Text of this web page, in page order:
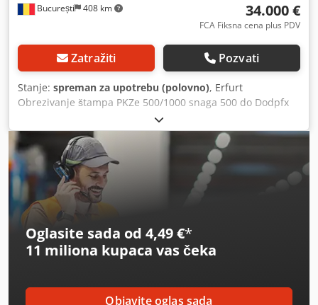
București 408 km 34.000 €
FCA Fiksna cena plus PDV
Zatražiti Pozvati
Stanje: spreman za upotrebu (polovno), Erfurt
Obrezivanje štampa PKZe 500/1000 snaga 500 do Dodpfx
Aovbcxtjfuowa Veličina stola 1020k1420 mm, Moždani udar
400 mm Broj udaraca / min - 12 Glavni motor 41kv Film
dostupan
Oglasite sada od 4,49 €*
11 miliona kupaca vas čeka
Objavite oglas sada